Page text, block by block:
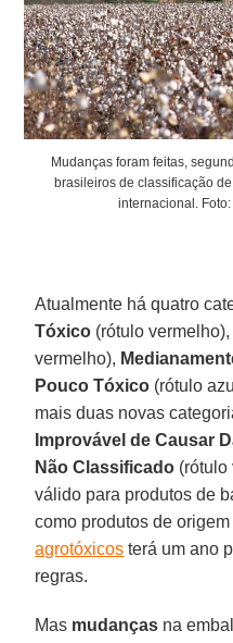
Mudanças foram feitas,
brasileiros de classificação
internacional.
Atualmente há quatro
Tóxico (rótulo vermelho),
vermelho),
Pouco Tóxico (rótulo
mais duas novas
Improvável de Causar
Não Classificado (rótulo
válido para produtos de
como produtos de
agrotóxicos terá um ano
regras.
Mas mudanças na